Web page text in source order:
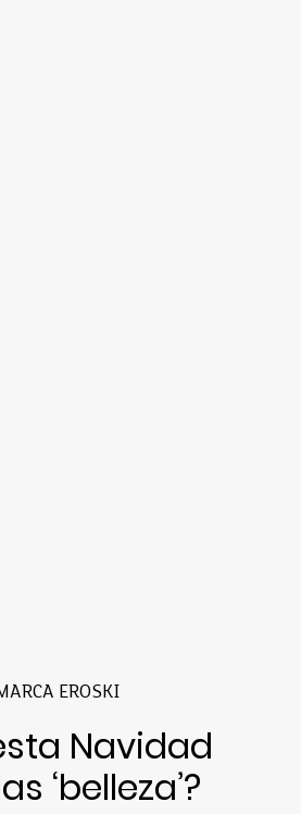
EROSKI
Navidad
‘belleza’?